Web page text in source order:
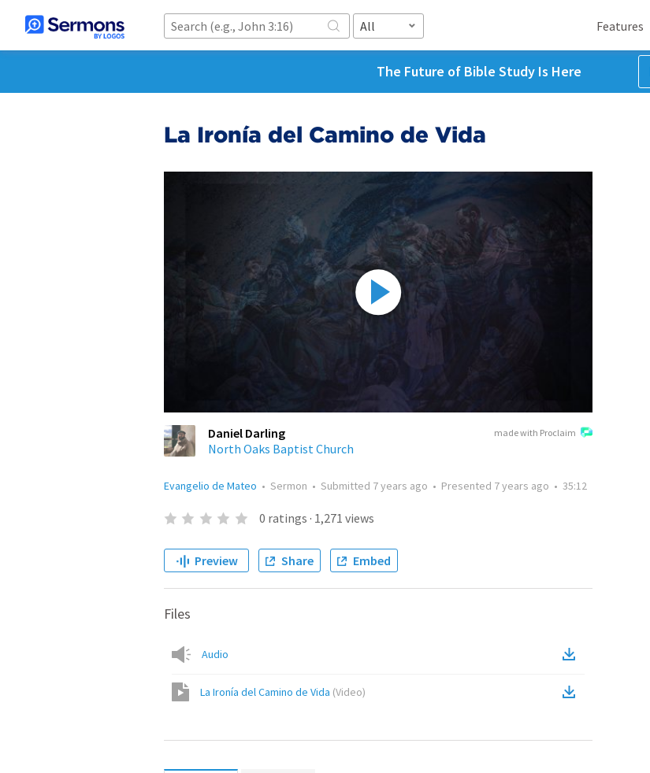
All Features
The Future of Bible Study Is Here
La Ironía del Camino de Vida
made with Proclaim
Daniel Darling
North Oaks Baptist Church
Evangelio de Mateo • Sermon • Submitted 7 years ago • Presented 7 years ago • 35:12
0 ratings · 1,271 views
Preview Share Embed
Files
Audio
La Ironía del Camino de Vida (Video)